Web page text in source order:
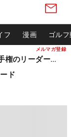
メルマガ登録
フ 漫画 ゴル
松山英樹ら出場 ウィンダム選手権のリーダーボード
ド